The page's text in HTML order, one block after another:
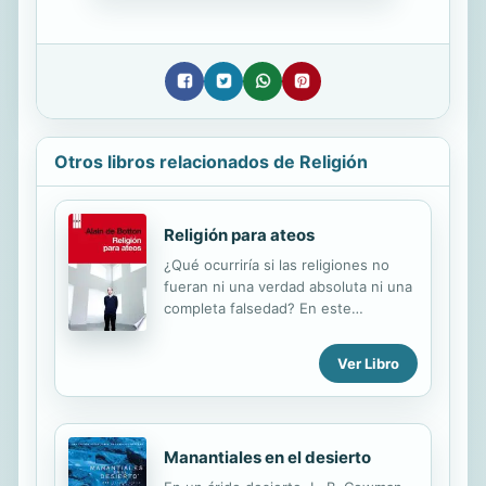
Otros libros relacionados de Religión
Religión para ateos
¿Qué ocurriría si las religiones no
fueran ni una verdad absoluta ni una
completa falsedad? En este
consigue dar otra vuelta de tuerca al
monótono debate entre los
creyentes fundamentalistas y los no
sobrenaturales de la religión son
completamente falsos, las religiones
Ver Libro
Manantiales en el desierto